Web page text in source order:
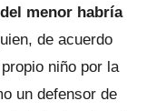
menor habría
de acuerdo
niño por la
un defensor de